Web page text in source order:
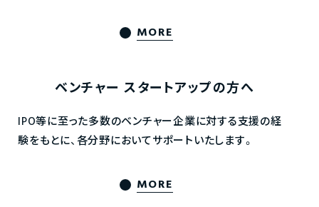
MORE
ベンチャー スタートアップの方へ
IPO等に至った多数のベンチャー企業に対する支援の経
験をもとに、各分野においてサポートいたします。
MORE